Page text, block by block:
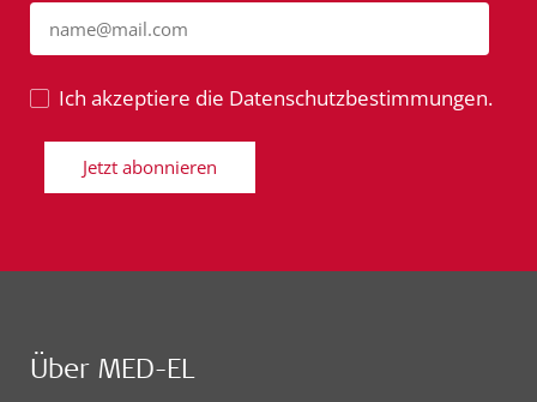
name@mail.com
Ich akzeptiere die Datenschutzbestimmungen.
Jetzt abonnieren
Über MED-EL